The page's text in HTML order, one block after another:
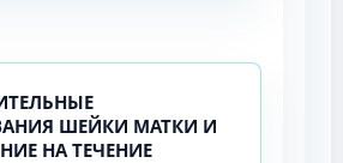
ШЕЙКИ МАТКИ И
НА ТЕЧЕНИЕ